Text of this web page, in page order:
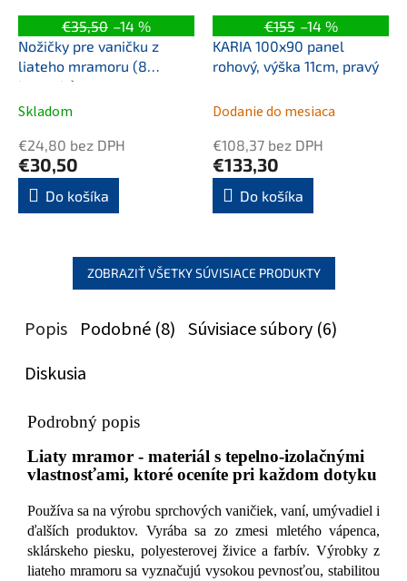
€35,50 –14 %
Nožičky pre vaničku z
liateho mramoru (8
ks/sada)
Skladom
€24,80 bez DPH
€30,50
Do košíka
€155 –14 %
KARIA 100x90 panel
rohový, výška 11cm, pravý
Dodanie do mesiaca
€108,37 bez DPH
€133,30
Do košíka
ZOBRAZIŤ VŠETKY SÚVISIACE PRODUKTY
Popis Podobné (8) Súvisiace súbory (6)
Diskusia
Podrobný popis
Liaty mramor - materiál s tepelno-izolačnými
vlastnosťami, ktoré oceníte pri každom dotyku
Používa sa na výrobu sprchových vaničiek, vaní, umývadiel i
ďalších produktov. Vyrába sa zo zmesi mletého vápenca,
sklárskeho piesku, polyesterovej živice a farbív. Výrobky z
liateho mramoru sa vyznačujú vysokou pevnosťou, stabilitou